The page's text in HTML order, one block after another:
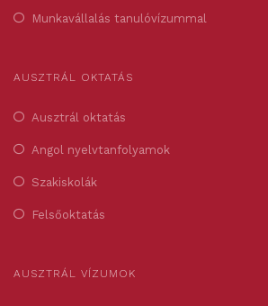
Munkavállalás tanulóvízummal
AUSZTRÁL OKTATÁS
Ausztrál oktatás
Angol nyelvtanfolyamok
Szakiskolák
Felsőoktatás
AUSZTRÁL VÍZUMOK